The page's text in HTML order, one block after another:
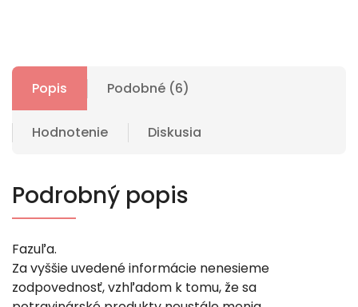
Popis Podobné (6)
Hodnotenie Diskusia
Podrobný popis
Fazuľa.
Za vyššie uvedené informácie nenesieme
zodpovednosť, vzhľadom k tomu, že sa